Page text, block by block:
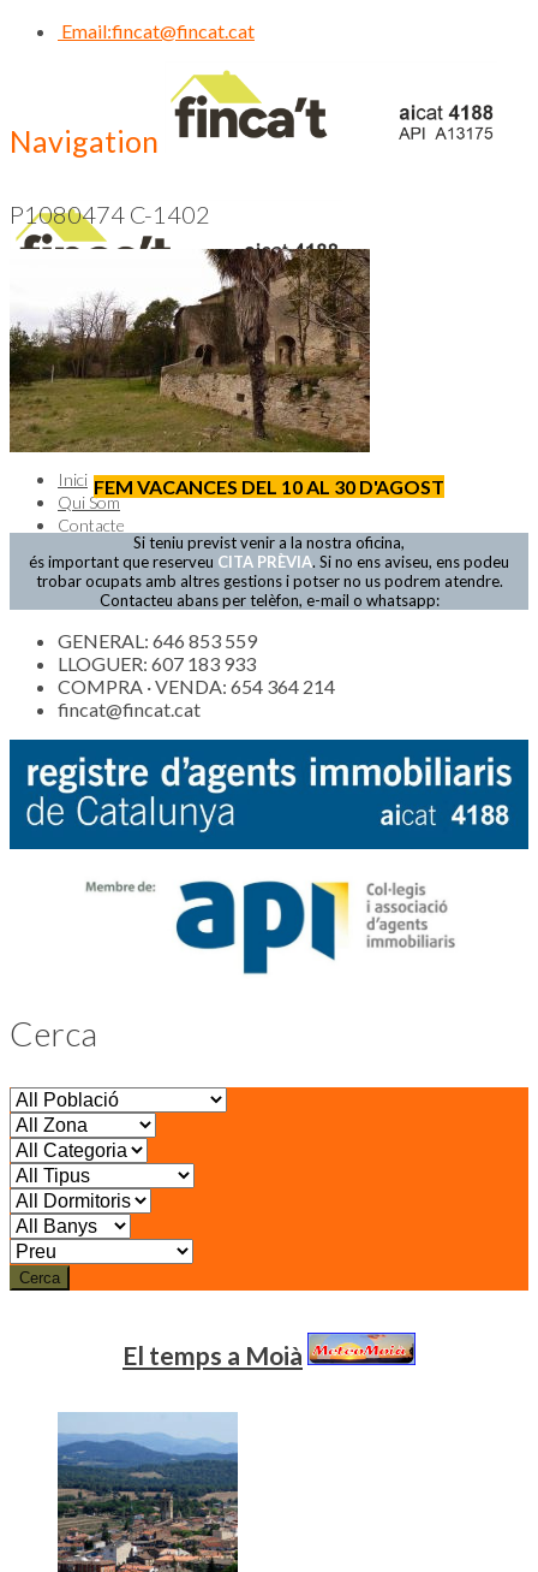
Email:fincat@fincat.cat
Navigation
CALL US NOW
93 830 14 35
Inici
Qui Som
Contacte
P1080474 C-1402
FEM VACANCES DEL 10 AL 30 D'AGOST
Si teniu previst venir a la nostra oficina,
és important que reserveu CITA PRÈVIA. Si no ens aviseu, ens podeu
trobar ocupats amb altres gestions i potser no us podrem atendre.
Contacteu abans per telèfon, e-mail o whatsapp:
GENERAL: 646 853 559
LLOGUER: 607 183 933
COMPRA · VENDA: 654 364 214
fincat@fincat.cat
Cerca
Cerca
El temps a Moià